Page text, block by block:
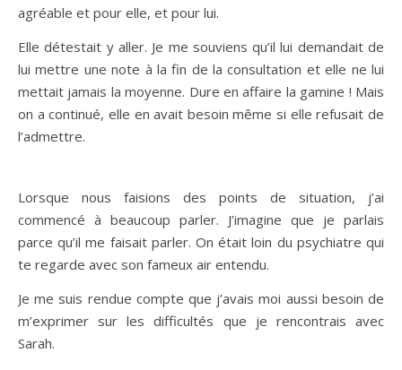
agréable et pour elle, et pour lui.
Elle détestait y aller. Je me souviens qu’il lui demandait de
lui mettre une note à la fin de la consultation et elle ne lui
mettait jamais la moyenne. Dure en affaire la gamine ! Mais
on a continué, elle en avait besoin même si elle refusait de
l’admettre.
Lorsque nous faisions des points de situation, j’ai
commencé à beaucoup parler. J’imagine que je parlais
parce qu’il me faisait parler. On était loin du psychiatre qui
te regarde avec son fameux air entendu.
Je me suis rendue compte que j’avais moi aussi besoin de
m’exprimer sur les difficultés que je rencontrais avec
Sarah.